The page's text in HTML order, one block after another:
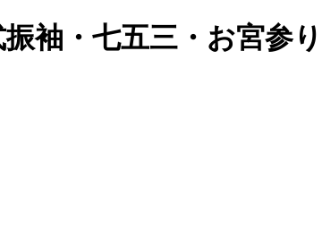
袖・七五三・お宮参